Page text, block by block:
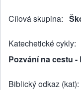
Cílová skupina
Katechetické cykly
Pozvání na cestu
Biblický odkaz (kat)